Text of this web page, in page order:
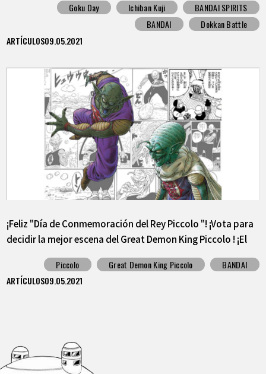
Goku Day Ichiban Kuji
BANDAI SPIRITS
BANDAI
Dokkan Battle
ARTÍCULOS09.05.2021
¡Feliz "Día de Conmemoración del Rey Piccolo "! ¡Vota para
decidir la mejor escena del Great Demon King Piccolo ! ¡El
Piccolo Great Demon King Piccolo
BANDAI
ARTÍCULOS09.05.2021